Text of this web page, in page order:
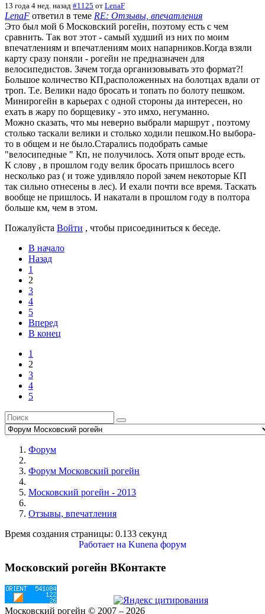
13 года 4 нед. назад #1125 от LenaF
LenaF ответил в теме RE: Отзывы, впечатления
Это был мой 6 Московский рогейн, поэтому есть с чем
сравнить. Так вот этот - самый худший из них по моим
впечатлениям и впечатлениям моих напарников.Когда взяли
карту сразу поняли - рогейн не предназначен для
велосипедистов. Зачем тогда организовывать это формат?!
Большое количество КП,расположенных на болотцах вдали от
троп. Т.е. Велики надо бросать и топать по болоту пешком.
Минирогейн в карьерах с одной стороны да интересен, но
ехать в жару по борщевику - это имхо, негуманно.
Можно сказать, что мы неверно выбрали маршрут , поэтому
столько таскали велики и столько ходили пешком.Но выбора-
то в общем и не было.Старались подобрать самые
"велосипедные " Кп, не получилось. Хотя опыт вроде есть.
К слову , в прошлом году велик бросать пришлось всего
несколько раз ( и тоже удивляло порой зачем некоторые КП
так сильно отнесены в лес). И ехали почти все время. Таскать
вообще не пришлось. И накатали в прошлом году в полтора
больше км, чем в этом.
Пожалуйста Войти , чтобы присоединиться к беседе.
В начало
Назад
1
2
3
4
5
Вперед
В конец
1
2
3
4
5
Форум
Форум Московский рогейн
Московский рогейн - 2013
Отзывы, впечатления
Время создания страницы: 0.133 секунд
Работает на Kunena форум
Московский рогейн ВКонтакте
Московский рогейн © 2007 – 2026